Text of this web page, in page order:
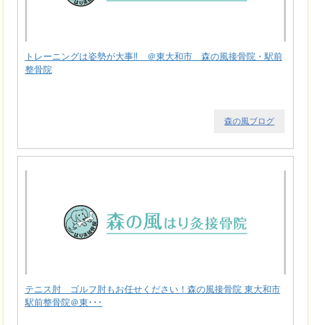
トレーニングは姿勢が大事‼ ＠東大和市 森の風接骨院・駅前
整骨院
森の風ブログ
テニス肘 ゴルフ肘もお任せください！森の風接骨院 東大和市
駅前整骨院＠東･･･